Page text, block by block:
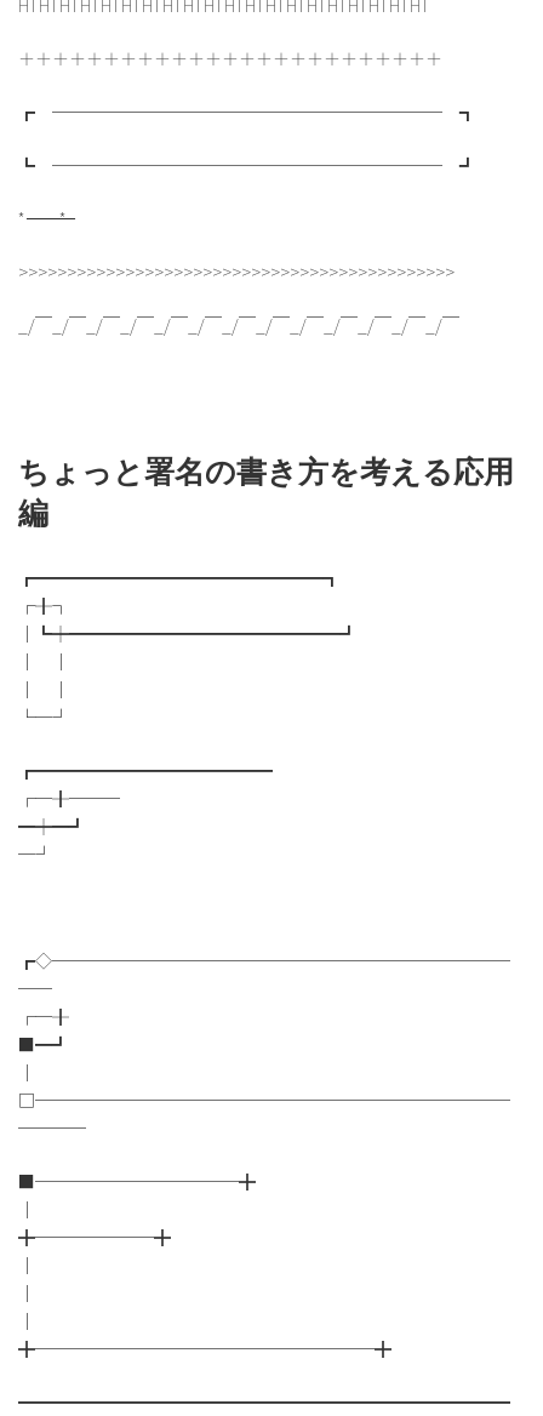
＋＋＋＋＋＋＋＋＋＋＋＋＋＋＋＋＋＋＋＋＋＋＋＋＋
┏ ─────────────────────── ┓
┗ ─────────────────────── ┛
*―――――――――――――――――――――――*
>>>>>>>>>>>>>>>>>>>>>>>>>>>>>>>>>>>>>>>>>>>>>
_/￣_/￣_/￣_/￣_/￣_/￣_/￣_/￣_/￣_/￣_/￣_/￣_/￣
ちょっと署名の書き方を考える応用
編
┏━━━━━━━━━━━━━━━━━┓
┌╂┐
│┗┿━━━━━━━━━━━━━━━━┛
│ │
│ │
└─┘
┏━━━━━━━━━━━━━━
┌─╂───
━┿━┛
─┘
┏◇───────────────────────────
──
┌─╂
■━┛
│
□────────────────────────────
────
■────────────╋
│
╋───────╋
│
│
│
╋────────────────────╋
━━━━━━━━━━━━━━━━━━━━━━━━━━━━━